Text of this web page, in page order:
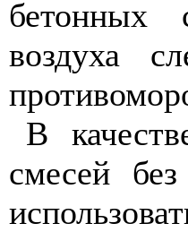
бетонных
воздуха
В
смесей